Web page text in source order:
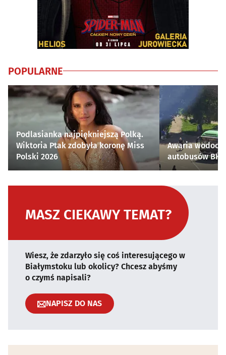
POPULARNE
Podlasianka najpiękniejszą Polką.
Wiktoria Ptak zdobyła koronę Miss
Polski 2026
Awaria
autobusów
MASZ CIEKAWY TEMAT?
Wiesz, że zdarzyło się coś interesującego w
Białymstoku lub okolicy? Chcesz abyśmy
o czymś napisali?
NAPISZ DO NAS